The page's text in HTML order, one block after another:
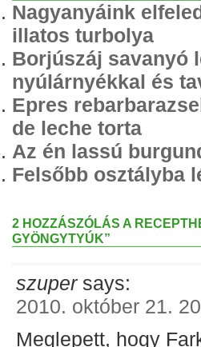
Nagyanyáink
illatos turbolya
Borjúszáj savanyó
nyúlárnyékkal és
Epres
de leche torta
Az én lassú
Felsőbb osztályba
2 HOZZÁSZÓLÁS A
GYÖNGYTYÚK”
szuper says:
2010. október 21.
Meglepett, hogy